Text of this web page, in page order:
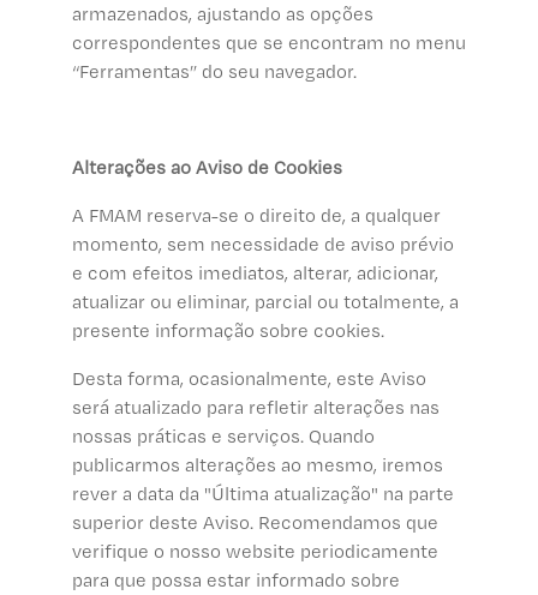
armazenados, ajustando as opções
correspondentes que se encontram no menu
“Ferramentas” do seu navegador.
Alterações ao Aviso de Cookies
A FMAM reserva-se o direito de, a qualquer
momento, sem necessidade de aviso prévio
e com efeitos imediatos, alterar, adicionar,
atualizar ou eliminar, parcial ou totalmente, a
presente informação sobre cookies.
Desta forma, ocasionalmente, este Aviso
será atualizado para refletir alterações nas
nossas práticas e serviços. Quando
publicarmos alterações ao mesmo, iremos
rever a data da "Última atualização" na parte
superior deste Aviso. Recomendamos que
verifique o nosso website periodicamente
para que possa estar informado sobre